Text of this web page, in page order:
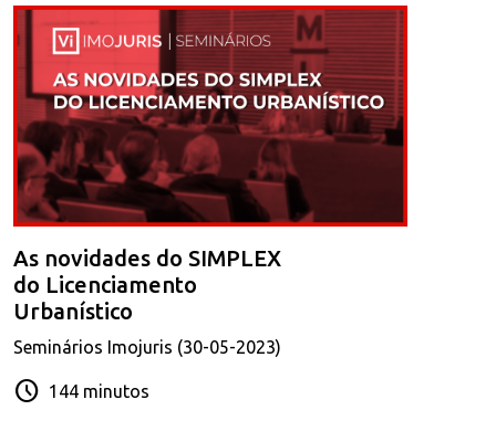
As novidades do SIMPLEX
do Licenciamento
Urbanístico
Seminários Imojuris (30-05-2023)
schedule 144 minutos